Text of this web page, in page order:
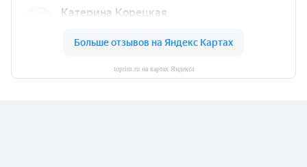
toprint.ru на картах Яндекса